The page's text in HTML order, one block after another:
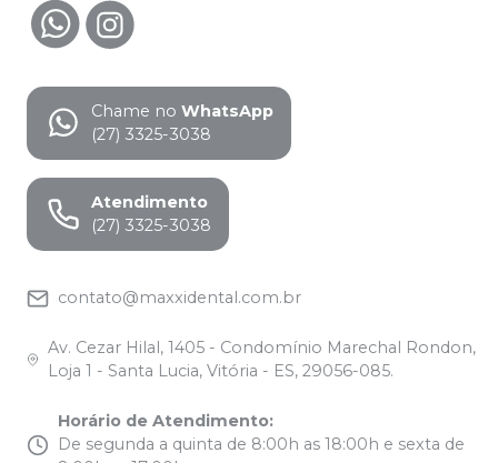
Chame no WhatsApp
(27) 3325-3038
Atendimento
(27) 3325-3038
contato@maxxidental.com.br
Av. Cezar Hilal, 1405 - Condomínio Marechal Rondon,
Loja 1 - Santa Lucia, Vitória - ES, 29056-085.
Horário de Atendimento:
De segunda a quinta de 8:00h as 18:00h e sexta de